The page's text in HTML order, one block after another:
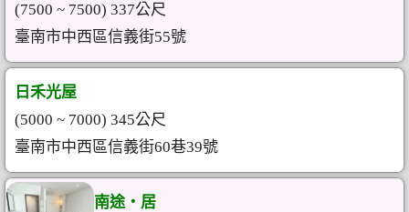
(7500 ~ 7500) 337公尺
臺南市中西區信義街55號
日禾光屋
(5000 ~ 7000) 345公尺
臺南市中西區信義街60巷39號
南途‧居